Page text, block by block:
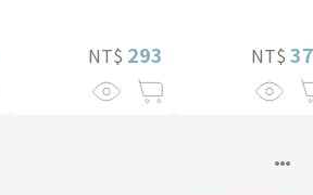
NT$ 293 NT$